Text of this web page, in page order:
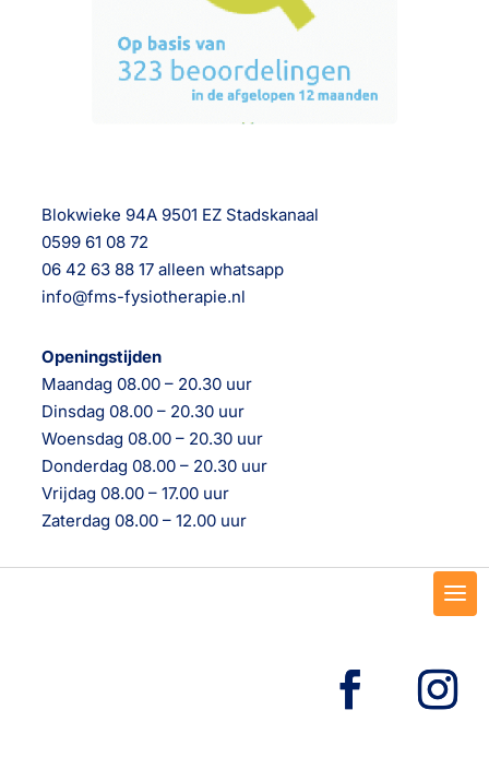
Blokwieke 94A 9501 EZ Stadskanaal
0599 61 08 72
06 42 63 88 17 alleen whatsapp
info@fms-fysiotherapie.nl
Openingstijden
Maandag 08.00 – 20.30 uur
Dinsdag 08.00 – 20.30 uur
Woensdag 08.00 – 20.30 uur
Donderdag 08.00 – 20.30 uur
Vrijdag 08.00 – 17.00 uur
Zaterdag 08.00 – 12.00 uur